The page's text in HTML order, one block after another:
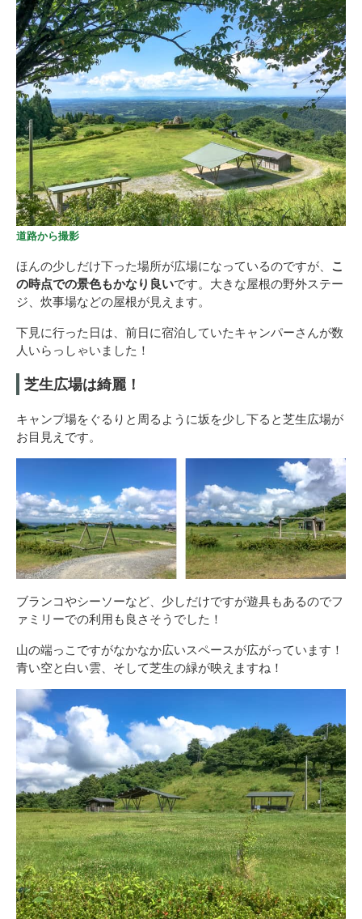
道路から撮影
ほんの少しだけ下った場所が広場になっているのですが、 こ
の時点での景色もかなり良いです。大きな屋根の野外ステー
ジ、炊事場などの屋根が見えます。
下見に行った日は、前日に宿泊していたキャンパーさんが数
人いらっしゃいました！
芝生広場は綺麗！
キャンプ場をぐるりと周るように坂を少し下ると芝生広場が
お目見えです。
ブランコやシーソーなど、少しだけですが遊具もあるのでフ
ァミリーでの利用も良さそうでした！
山の端っこですがなかなか広いスペースが広がっています！
青い空と白い雲、そして芝生の緑が映えますね！